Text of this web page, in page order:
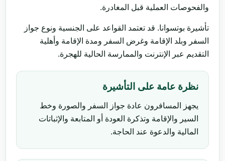
والفحوصات العملية قبل المغادرة.
تأشيرة بوتسوانا. قد تعتمد القواعد على الجنسية ونوع جواز
السفر وبلد الإقامة وغرض السفر ومدة الإقامة وأهلية
التقديم عبر الإنترنت والممارسة الحالية للهجرة.
نظرة عامة على التأشيرة
يجهز المسافرون عادة جواز السفر والصورة وخط
السير والإقامة وتذكرة العودة أو المتابعة والإثباتات
المالية والدعوة عند الحاجة.